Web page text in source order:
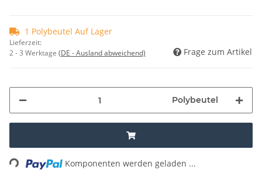
1 Polybeutel Auf Lager
Lieferzeit:
2 - 3 Werktage (DE - Ausland abweichend) Frage zum Artikel
Polybeutel
Komponenten werden geladen ...